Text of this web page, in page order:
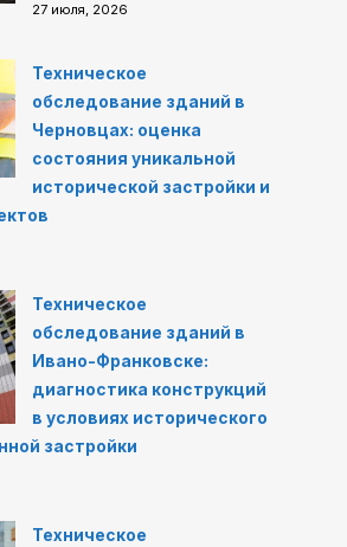
27 июля, 2026
Техническое
обследование зданий в
Черновцах: оценка
состояния уникальной
исторической застройки и
Техническое
обследование зданий в
Ивано-Франковске:
диагностика конструкций
в условиях исторического
застройки
Техническое